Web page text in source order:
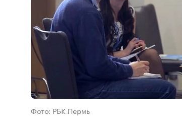
Фото: РБК Пермь